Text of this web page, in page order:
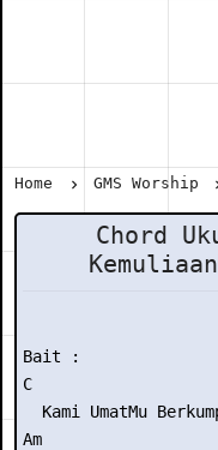
Home GMS Worship
Chord
Bait :
C
Kami UmatMu
Am